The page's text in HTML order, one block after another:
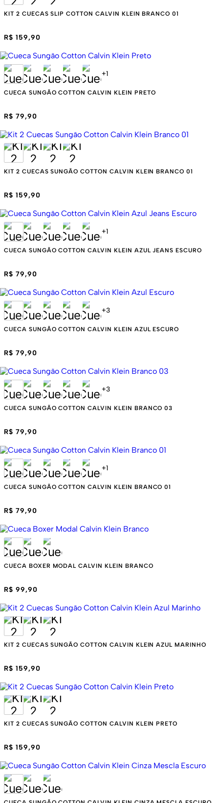
KIT 2 CUECAS SLIP COTTON CALVIN KLEIN BRANCO 01
R$ 159,90
+1
CUECA SUNGÃO COTTON CALVIN KLEIN PRETO
R$ 79,90
KIT 2 CUECAS SUNGÃO COTTON CALVIN KLEIN BRANCO 01
R$ 159,90
+1
CUECA SUNGÃO COTTON CALVIN KLEIN AZUL JEANS ESCURO
R$ 79,90
+3
CUECA SUNGÃO COTTON CALVIN KLEIN AZUL ESCURO
R$ 79,90
+3
CUECA SUNGÃO COTTON CALVIN KLEIN BRANCO 03
R$ 79,90
+1
CUECA SUNGÃO COTTON CALVIN KLEIN BRANCO 01
R$ 79,90
CUECA BOXER MODAL CALVIN KLEIN BRANCO
R$ 99,90
KIT 2 CUECAS SUNGÃO COTTON CALVIN KLEIN AZUL MARINHO
R$ 159,90
KIT 2 CUECAS SUNGÃO COTTON CALVIN KLEIN PRETO
R$ 159,90